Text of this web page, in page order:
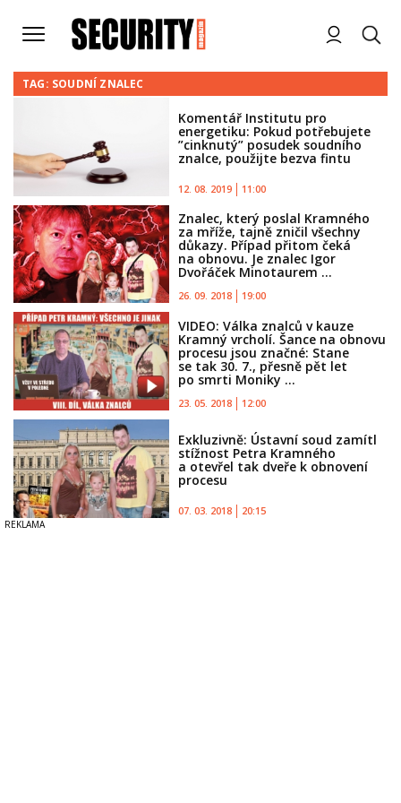
TAG: SOUDNÍ ZNALEC
Komentář Institutu pro
energetiku: Pokud potřebujete
”cinknutý” posudek soudního
znalce, použijte bezva fintu
12. 08. 2019 11:00
Znalec, který poslal Kramného
za mříže, tajně zničil všechny
důkazy. Případ přitom čeká
na obnovu. Je znalec Igor
Dvořáček Minotaurem ...
26. 09. 2018 19:00
VIDEO: Válka znalců v kauze
Kramný vrcholí. Šance na obnovu
procesu jsou značné: Stane
se tak 30. 7., přesně pět let
po smrti Moniky ...
23. 05. 2018 12:00
Exkluzivně: Ústavní soud zamítl
stížnost Petra Kramného
a otevřel tak dveře k obnovení
procesu
07. 03. 2018 20:15